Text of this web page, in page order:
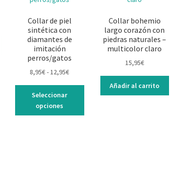
Collar de piel
sintética con
diamantes de
imitación
perros/gatos
8,95€-12,95€Rango
8,95€
Seleccionar
opciones
Collar bohemio
largo corazón con
piedras naturales –
multicolor claro
15,95€
Añadir al carrito